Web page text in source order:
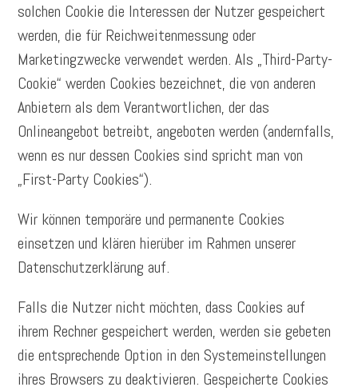
solchen Cookie die Interessen der Nutzer gespeichert
werden, die für Reichweitenmessung oder
Marketingzwecke verwendet werden. Als „Third-Party-
Cookie“ werden Cookies bezeichnet, die von anderen
Anbietern als dem Verantwortlichen, der das
Onlineangebot betreibt, angeboten werden (andernfalls,
wenn es nur dessen Cookies sind spricht man von
„First-Party Cookies“).
Wir können temporäre und permanente Cookies
einsetzen und klären hierüber im Rahmen unserer
Datenschutzerklärung auf.
Falls die Nutzer nicht möchten, dass Cookies auf
ihrem Rechner gespeichert werden, werden sie gebeten
die entsprechende Option in den Systemeinstellungen
ihres Browsers zu deaktivieren. Gespeicherte Cookies